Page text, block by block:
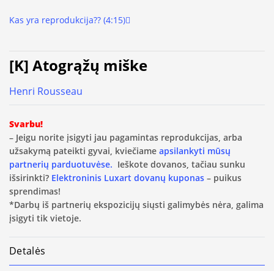
Kas yra reprodukcija?? (4:15)
[K] Atogrąžų miške
Henri Rousseau
Svarbu!
– Jeigu norite įsigyti jau pagamintas reprodukcijas, arba
užsakymą pateikti gyvai, kviečiame apsilankyti mūsų
partnerių parduotuvėse. Ieškote dovanos, tačiau sunku
išsirinkti? Elektroninis Luxart dovanų kuponas – puikus
sprendimas!
*Darbų iš partnerių ekspozicijų siųsti galimybės nėra, galima
įsigyti tik vietoje.
Detalės